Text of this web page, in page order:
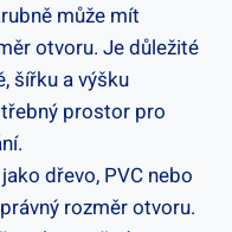
může mít
otvoru. Je důležité
šířku a výšku
prostor pro
dřevo, PVC nebo
rozměr otvoru.